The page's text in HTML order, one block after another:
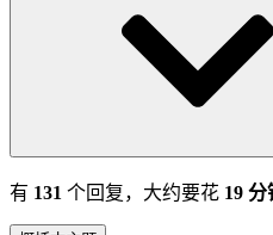
有 131 个回复，大约要花 19 分